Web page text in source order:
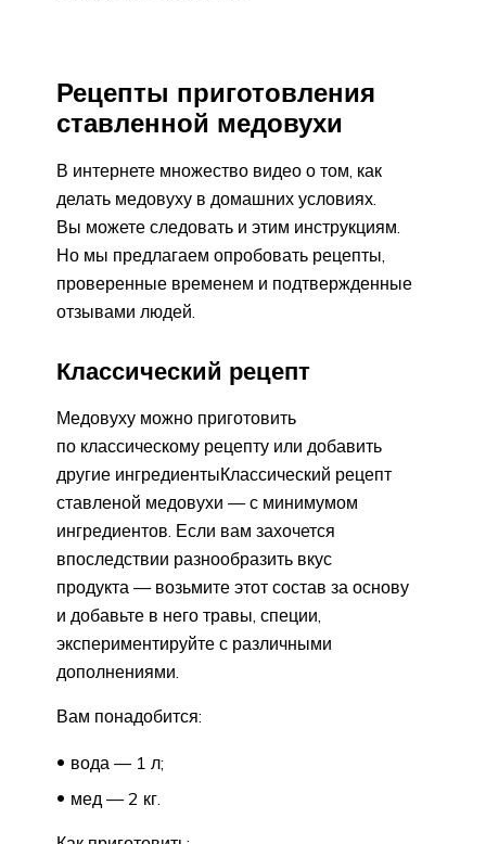
Рецепты приготовления
ставленной медовухи
В интернете множество видео о том, как
делать медовуху в домашних условиях.
Вы можете следовать и этим инструкциям.
Но мы предлагаем опробовать рецепты,
проверенные временем и подтвержденные
отзывами людей.
Классический рецепт
Медовуху можно приготовить
по классическому рецепту или добавить
другие ингредиентыКлассический рецепт
ставленой медовухи — с минимумом
ингредиентов. Если вам захочется
впоследствии разнообразить вкус
продукта — возьмите этот состав за основу
и добавьте в него травы, специи,
экспериментируйте с различными
дополнениями.
Вам понадобится:
вода — 1 л;
мед — 2 кг.